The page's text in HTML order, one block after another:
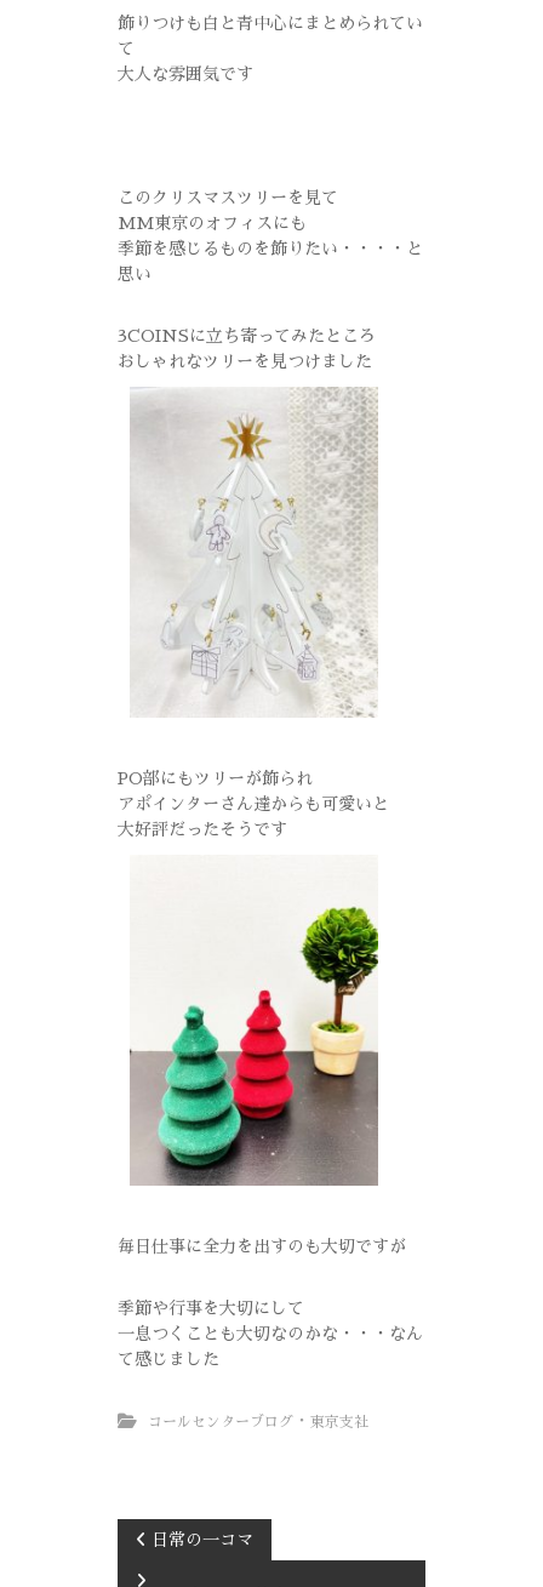
飾りつけも白と青中心にまとめられてい
て
大人な雰囲気です
このクリスマスツリーを見て
MM東京のオフィスにも
季節を感じるものを飾りたい・・・・と
思い
3COINSに立ち寄ってみたところ
おしゃれなツリーを見つけました
PO部にもツリーが飾られ
アポインターさん達からも可愛いと
大好評だったそうです
毎日仕事に全力を出すのも大切ですが
季節や行事を大切にして
一息つくことも大切なのかな・・・なん
て感じました
コールセンターブログ ・東京支社
日常の一コマ